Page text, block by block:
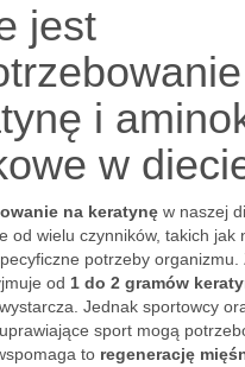
jest
i
w
na keratynę w naszej
od wielu czynników, takich jak
potrzeby organizmu.
od 1 do 2 gramów
Jednak sportowcy
sport mogą
to regenerację